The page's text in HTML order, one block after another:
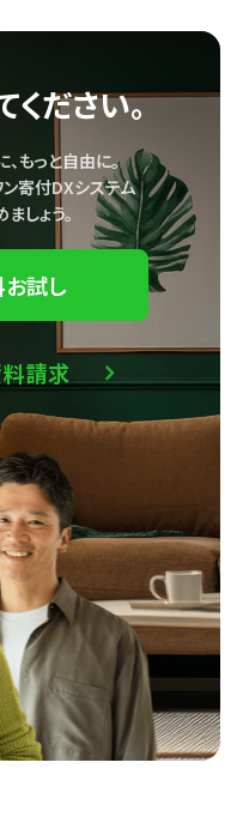
ださい。
もっと自由に。
寄付DXシステム
しょう。
試し
請求